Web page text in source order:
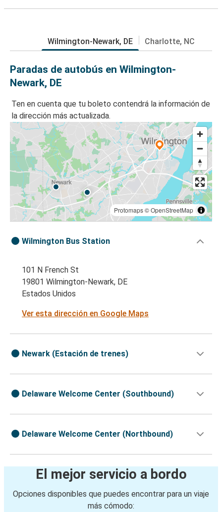
Wilmington-Newark, DE Charlotte, NC
Paradas de autobús en Wilmington-
Newark, DE
Ten en cuenta que tu boleto contendrá la información de
la dirección más actualizada.
Protomaps©OpenStreetMap
Wilmington Bus Station
101 N French St
19801 Wilmington-Newark, DE
Estados Unidos
Ver esta dirección en Google Maps
Newark (Estación de trenes)
Delaware Welcome Center (Southbound)
Delaware Welcome Center (Northbound)
El mejor servicio a bordo
Opciones disponibles que puedes encontrar para un viaje
más cómodo: